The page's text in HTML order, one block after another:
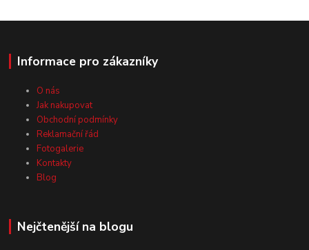
Informace pro zákazníky
O nás
Jak nakupovat
Obchodní podmínky
Reklamační řád
Fotogalerie
Kontakty
Blog
Nejčtenější na blogu